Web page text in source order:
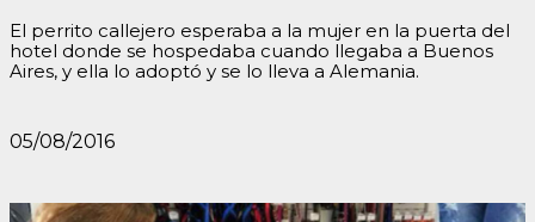
El perrito callejero esperaba a la mujer en la puerta del
hotel donde se hospedaba cuando llegaba a Buenos
Aires, y ella lo adoptó y se lo lleva a Alemania.
05/08/2016